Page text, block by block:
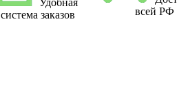
Удобная
система заказов
всей РФ